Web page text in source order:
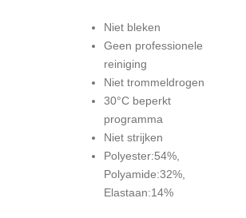
Niet bleken
Geen professionele
reiniging
Niet trommeldrogen
30°C beperkt
programma
Niet strijken
Polyester:54%,
Polyamide:32%,
Elastaan:14%